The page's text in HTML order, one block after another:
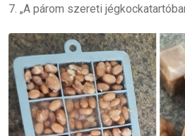
7. „A párom szereti